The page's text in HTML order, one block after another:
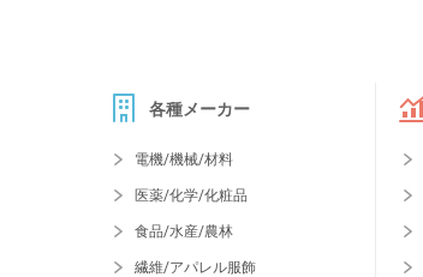
各種メーカー
電機/機械/材料
医薬/化学/化粧品
食品/水産/農林
繊維/アパレル服飾